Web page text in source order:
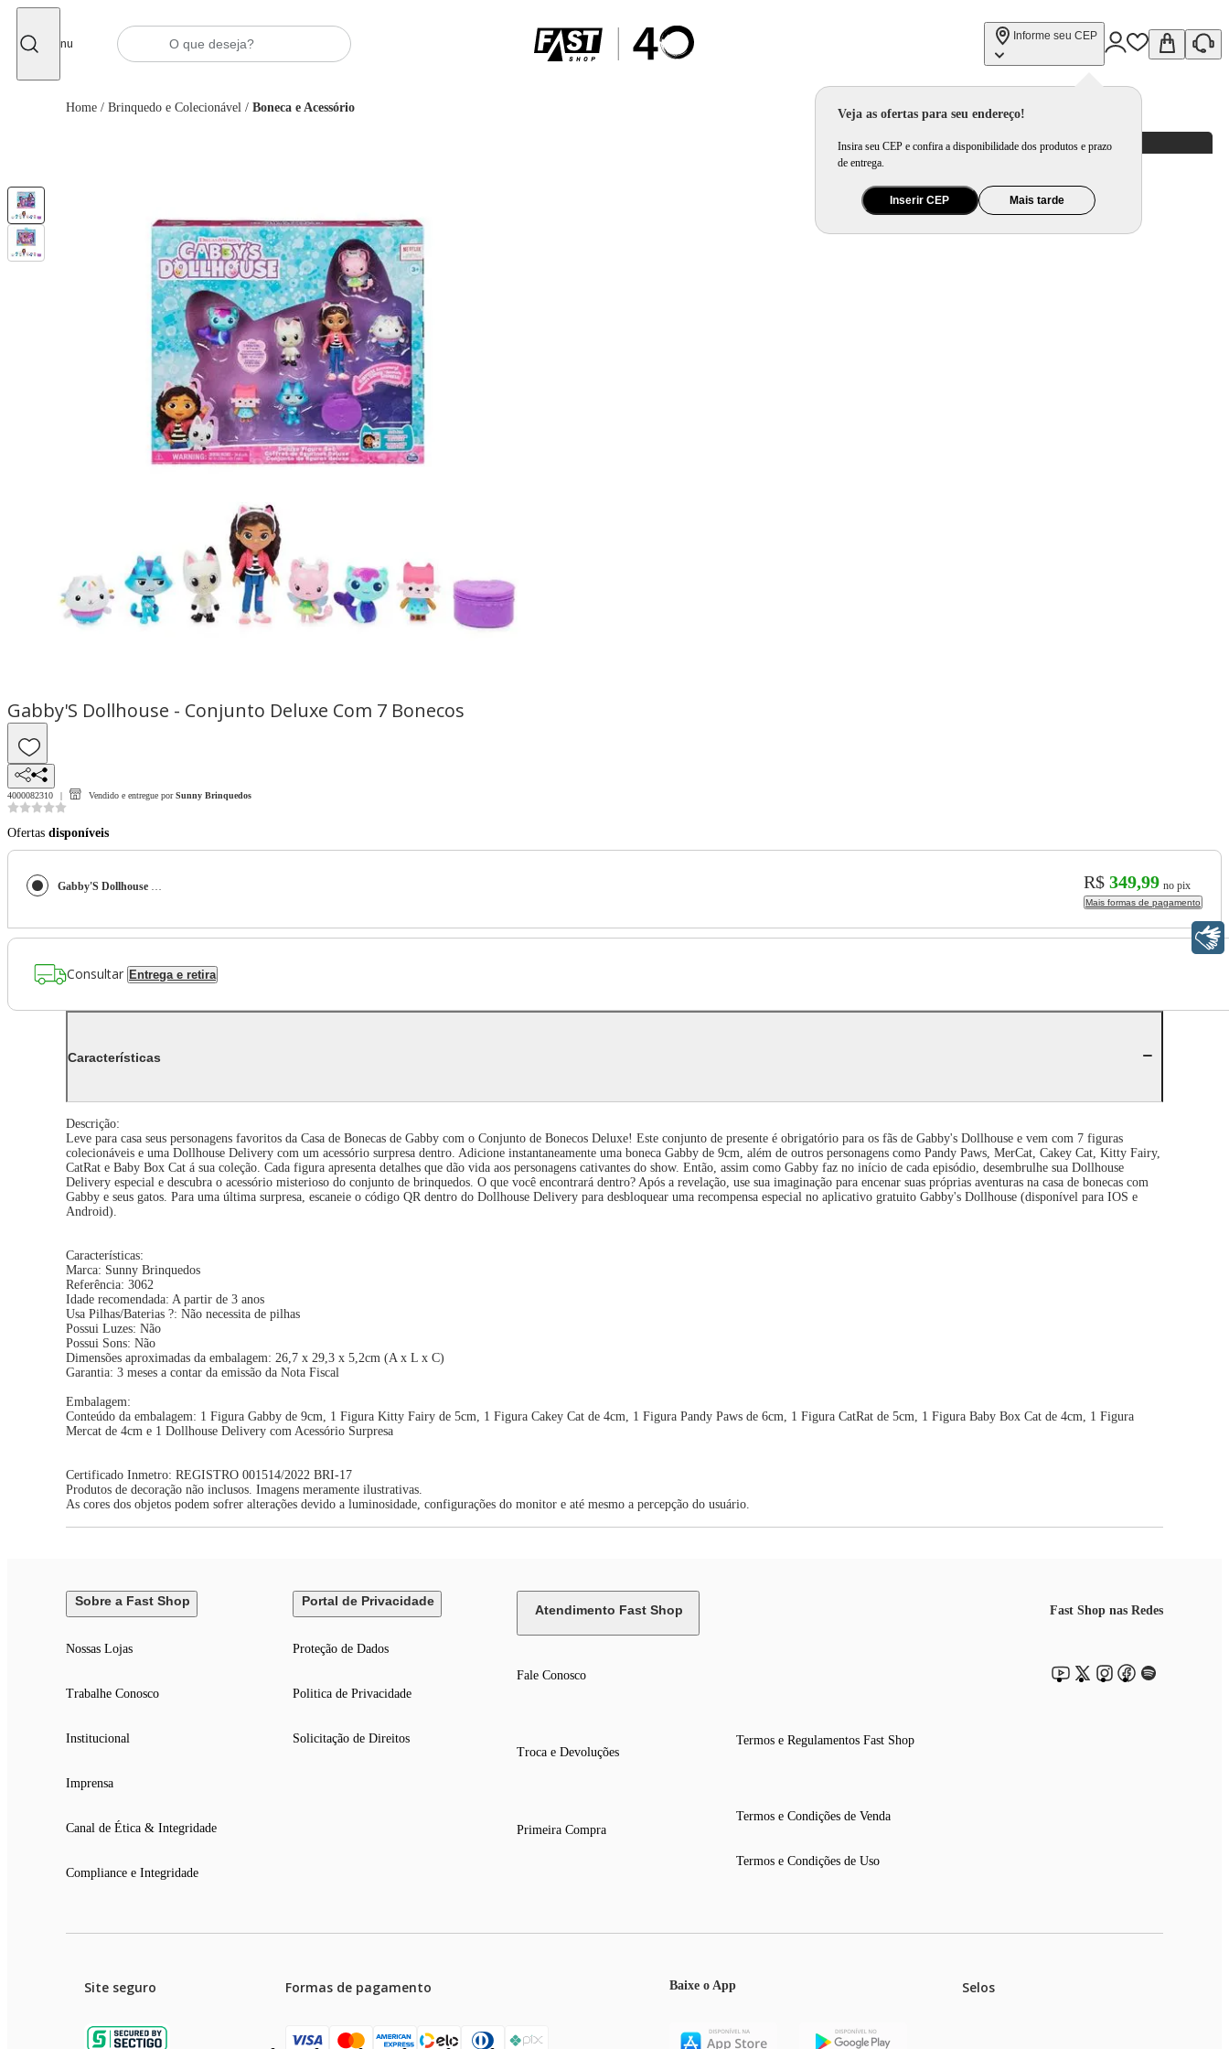
Menu
Informe seu CEP
Veja as ofertas para seu endereço!
Insira seu CEP e confira a disponibilidade dos produtos e prazo
de entrega.
Inserir CEP Mais tarde
Home / Brinquedo e Colecionável / Boneca e Acessório
Gabby'S Dollhouse - Conjunto Deluxe Com 7 Bonecos
4000082310 Vendido e entregue por Sunny Brinquedos
Ofertas disponíveis
Gabby'S Dollhouse - Conjunto Deluxe Com 7 Bonecos R$ 349,99 no pix
Mais formas de pagamento
Consultar Entrega e retira
Características
Descrição:
Leve para casa seus personagens favoritos da Casa de Bonecas de Gabby com o Conjunto de Bonecos Deluxe! Este conjunto de presente é obrigatório para os fãs de Gabby's Dollhouse e vem com 7 figuras
colecionáveis e uma Dollhouse Delivery com um acessório surpresa dentro. Adicione instantaneamente uma boneca Gabby de 9cm, além de outros personagens como Pandy Paws, MerCat, Cakey Cat, Kitty Fairy,
CatRat e Baby Box Cat á sua coleção. Cada figura apresenta detalhes que dão vida aos personagens cativantes do show. Então, assim como Gabby faz no início de cada episódio, desembrulhe sua Dollhouse
Delivery especial e descubra o acessório misterioso do conjunto de brinquedos. O que você encontrará dentro? Após a revelação, use sua imaginação para encenar suas próprias aventuras na casa de bonecas com
Gabby e seus gatos. Para uma última surpresa, escaneie o código QR dentro do Dollhouse Delivery para desbloquear uma recompensa especial no aplicativo gratuito Gabby's Dollhouse (disponível para IOS e
Android).
Características:
Marca: Sunny Brinquedos
Referência: 3062
Idade recomendada: A partir de 3 anos
Usa Pilhas/Baterias ?: Não necessita de pilhas
Possui Luzes: Não
Possui Sons: Não
Dimensões aproximadas da embalagem: 26,7 x 29,3 x 5,2cm (A x L x C)
Garantia: 3 meses a contar da emissão da Nota Fiscal
Embalagem:
Conteúdo da embalagem: 1 Figura Gabby de 9cm, 1 Figura Kitty Fairy de 5cm, 1 Figura Cakey Cat de 4cm, 1 Figura Pandy Paws de 6cm, 1 Figura CatRat de 5cm, 1 Figura Baby Box Cat de 4cm, 1 Figura
Mercat de 4cm e 1 Dollhouse Delivery com Acessório Surpresa
Certificado Inmetro: REGISTRO 001514/2022 BRI-17
Produtos de decoração não inclusos. Imagens meramente ilustrativas.
As cores dos objetos podem sofrer alterações devido a luminosidade, configurações do monitor e até mesmo a percepção do usuário.
Sobre a Fast Shop
Nossas Lojas
Trabalhe Conosco
Institucional
Imprensa
Canal de Ética & Integridade
Compliance e Integridade
Portal de Privacidade
Proteção de Dados
Politica de Privacidade
Solicitação de Direitos
Atendimento Fast Shop
Fale Conosco
Troca e Devoluções
Primeira Compra
Termos e Regulamentos Fast Shop
Termos e Condições de Venda
Termos e Condições de Uso
Fast Shop nas Redes
Site seguro Formas de pagamento Baixe o App Selos
Libras